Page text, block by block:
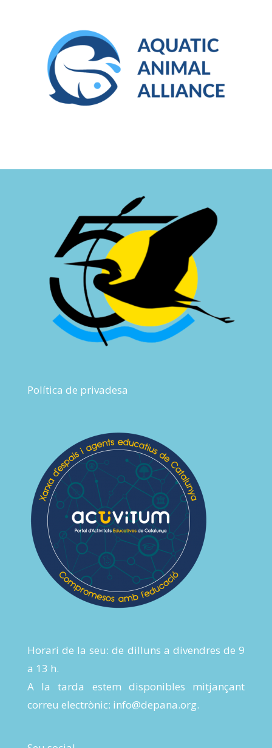
Política de privadesa
Horari de la seu: de dilluns a divendres de 9
a 13 h.
A la tarda estem disponibles mitjançant
correu electrònic: info@depana.org.